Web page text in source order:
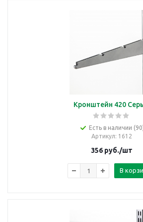
Кронштейн 420
Есть в наличии
Артикул: 1612
356руб./шт
В